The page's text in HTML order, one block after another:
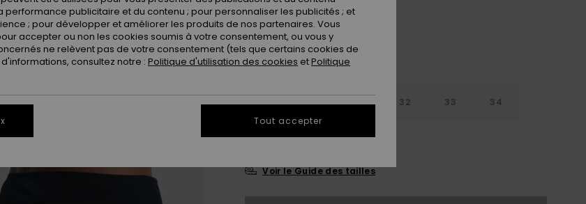
28 30 31 32 33 34
36 38 40
Voir le Guide des tailles
performance publicitaire et du contenu ; pour personnaliser les publicités ; et
; pour développer et améliorer les produits de nos partenaires. Vous
accepter ou non les cookies soumis à votre consentement, ou vous y
ne relèvent pas de votre consentement (tels que certains cookies de
consultez notre : Politique d'utilisation des cookies etPolitique
Tout accepter